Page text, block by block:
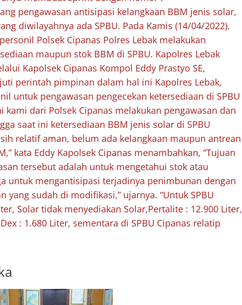
pengawasan antisipasi kelangkaan BBM jenis solar,
diwilayahnya ada SPBU. Pada Kamis (14/04/2022).
Polsek Cipanas Polres Lebak melakukan
maupun stok BBM di SPBU. Kapolres Lebak
Kapolsek Cipanas Kompol Eddy Prastyo SE,
perintah pimpinan dalam hal ini Kapolres Lebak,
untuk pengawasan pengecekan ketersediaan di SPBU
kami dari Polsek Cipanas melakukan pengawasan dan
saat ini ketersediaan BBM jenis solar di SPBU
relatif aman, belum ada kelangkaan maupun antrean
kata Eddy Kapolsek Cipanas menambahkan, “Tujuan
tersebut adalah untuk mengetahui stok atau
untuk mengantisipasi terjadinya penimbunan dengan
yang sudah di modifikasi,” ujarnya. “Untuk SPBU
Solar tidak menyediakan Solar,Pertalite : 12.900 Liter,
: 1.680 Liter, sementara di SPBU Cipanas relatip